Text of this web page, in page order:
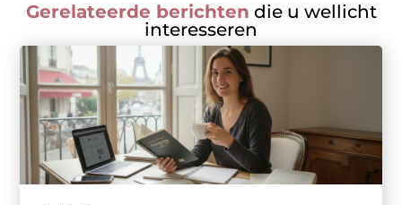
Gerelateerde berichten die u wellicht
interesseren